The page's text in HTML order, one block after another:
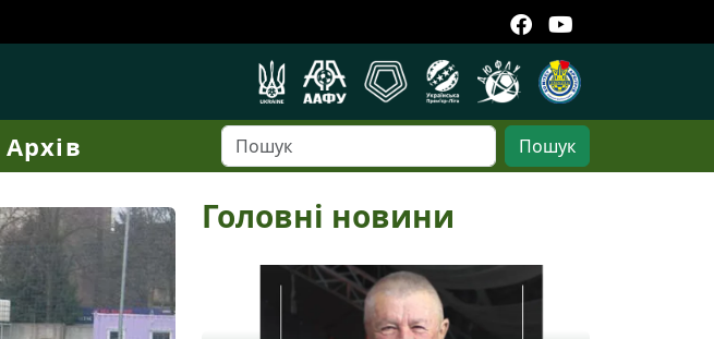
Архів Пошук
Головні новини